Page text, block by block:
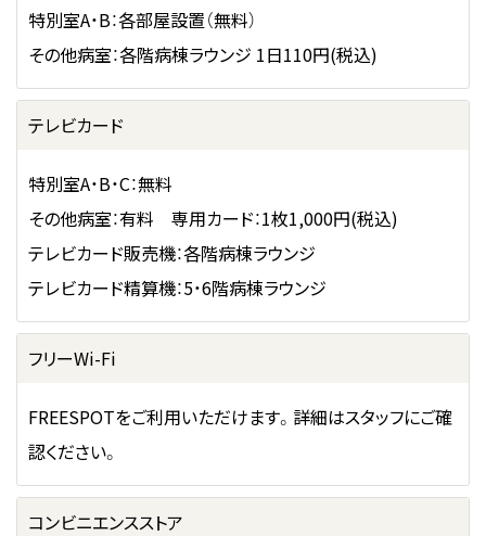
特別室A・B：各部屋設置（無料）
その他病室：各階病棟ラウンジ 1日110円(税込)
テレビカード
特別室A・B・C：無料
その他病室：有料 専用カード：1枚1,000円(税込)
テレビカード販売機：各階病棟ラウンジ
テレビカード精算機：5・6階病棟ラウンジ
フリーWi-Fi
FREESPOTをご利用いただけます。詳細はスタッフにご確
認ください。
コンビニエンスストア